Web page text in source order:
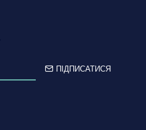
ПІДПИСАТИСЯ